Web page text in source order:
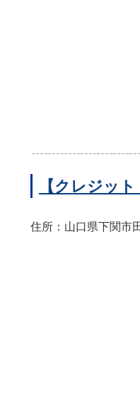
【クレジッ
住所：山口県下関市